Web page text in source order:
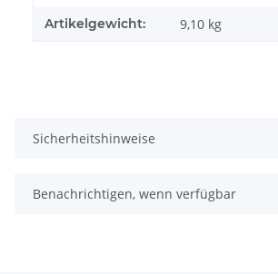
Artikelgewicht: 9,10 kg
Sicherheitshinweise
Benachrichtigen, wenn verfügbar